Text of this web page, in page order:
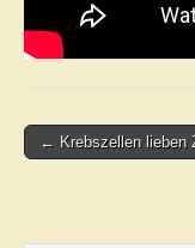
Post← Krebszellen lieben